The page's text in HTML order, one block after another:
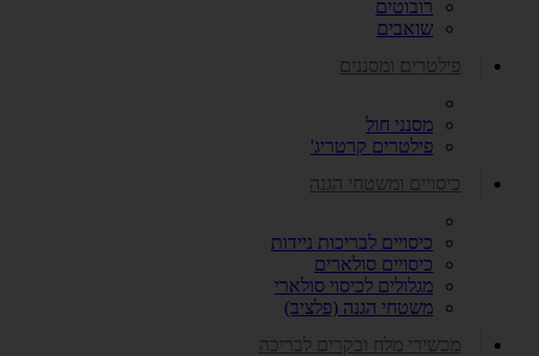
רובוטים
שואבים
פילטרים ומסננים
מסנני חול
פילטרים קרטריג'
כיסויים ומשטחי הגנה
כיסויים לבריכות ניידות
כיסויים סולארים
מגלולים לכיסוי סולארי
משטחי הגנה (פלציב)
מכשירי מלח ובקרים לבריכה